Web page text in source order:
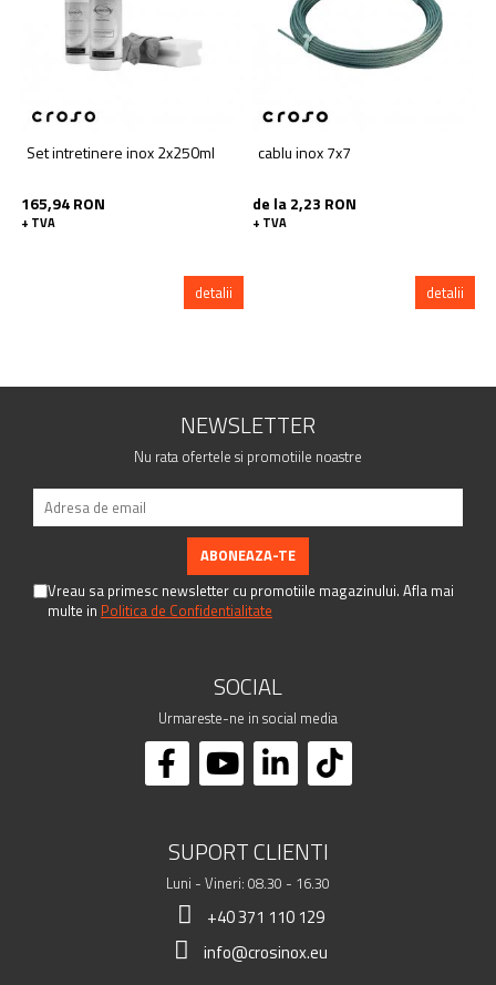
Set intretinere inox 2x250ml
165,94 RON
+ TVA
detalii
cablu inox 7x7
de la 2,23 RON
+ TVA
detalii
NEWSLETTER
Nu rata ofertele si promotiile noastre
Vreau sa primesc newsletter cu promotiile magazinului. Afla mai
multe in Politica de Confidentialitate
SOCIAL
Urmareste-ne in social media
SUPORT CLIENTI
Luni - Vineri: 08.30 - 16.30
+40 371 110 129
info@crosinox.eu